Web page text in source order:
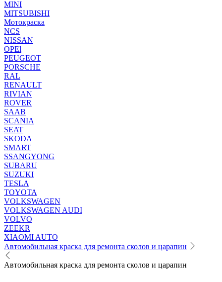
MINI
MITSUBISHI
Мотокраска
NCS
NISSAN
OPEl
PEUGEOT
PORSCHE
RAL
RENAULT
RIVIAN
ROVER
SAAB
SCANIA
SEAT
SKODA
SMART
SSANGYONG
SUBARU
SUZUKI
TESLA
TOYOTA
VOLKSWAGEN
VOLKSWAGEN AUDI
VOLVO
ZEEKR
XIAOMI AUTO
Автомобильная краска для ремонта сколов и царапин
Автомобильная краска для ремонта сколов и царапин